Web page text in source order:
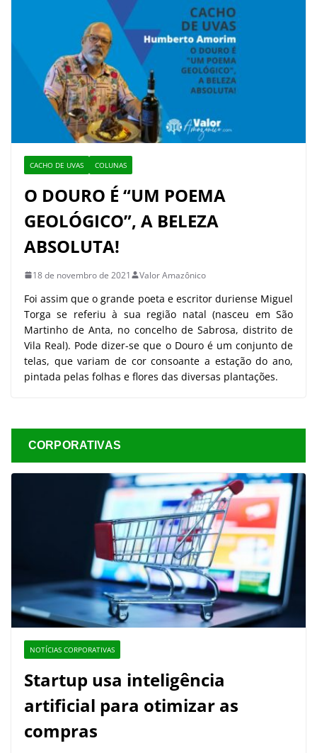
CACHO DE UVAS COLUNAS
O DOURO É “UM POEMA
GEOLÓGICO”, A BELEZA
ABSOLUTA!
18 de novembro de 2021 Valor Amazônico
Foi assim que o grande poeta e escritor duriense Miguel
Torga se referiu à sua região natal (nasceu em São
Martinho de Anta, no concelho de Sabrosa, distrito de
Vila Real). Pode dizer-se que o Douro é um conjunto de
telas, que variam de cor consoante a estação do ano,
pintada pelas folhas e flores das diversas plantações.
CORPORATIVAS
NOTÍCIAS CORPORATIVAS
Startup usa inteligência
artificial para otimizar as
compras